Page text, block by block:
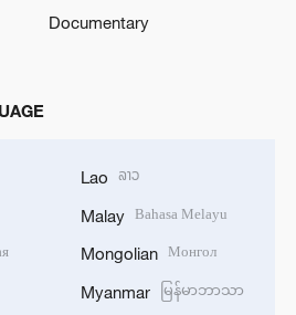
Documentary
Lao ລາວ
Malay Bahasa Melayu
Mongolian Монгол
Myanmar မြန်မာဘာသာ